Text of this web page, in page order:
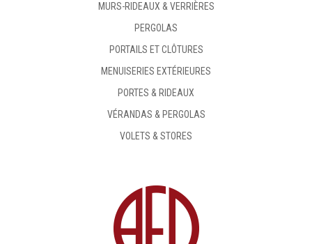
MURS-RIDEAUX & VERRIÈRES
PERGOLAS
PORTAILS ET CLÔTURES
MENUISERIES EXTÉRIEURES
PORTES & RIDEAUX
VÉRANDAS & PERGOLAS
VOLETS & STORES